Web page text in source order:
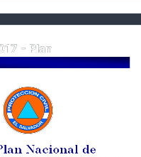
- Plan